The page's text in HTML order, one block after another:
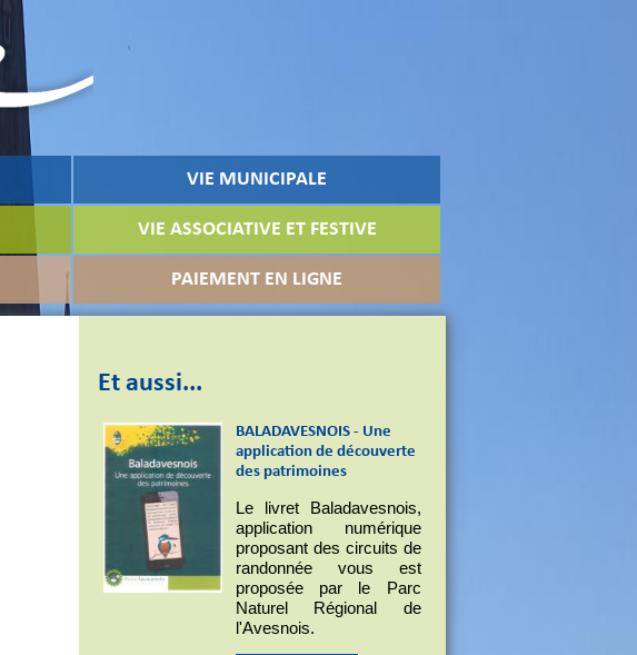
VIE MUNICIPALE
VIE ASSOCIATIVE ET FESTIVE
PAIEMENT EN LIGNE
Et aussi...
BALADAVESNOIS - Une
application de découverte
des patrimoines
Le livret Baladavesnois,
application numérique
proposant des circuits de
randonnée vous est
proposée par le Parc
Naturel Régional de
l'Avesnois.